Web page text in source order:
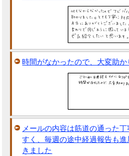
時間がなかったので、大変助か
メールの内容は筋道の通った
すく、毎週の途中経過報告も
きました